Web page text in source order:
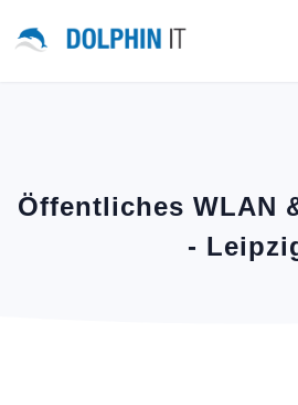
Öffentliches WLAN
-